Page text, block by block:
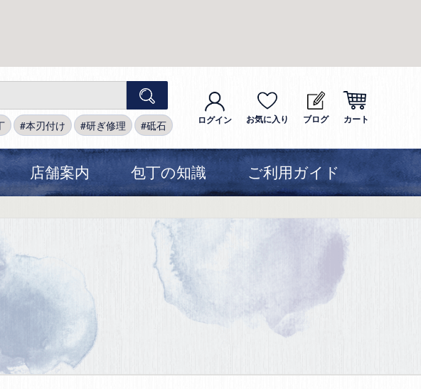
本刃付け 研ぎ修理 砥石 ログイン お気に入り ブログ カート
店舗案内 包丁の知識 ご利用ガイド